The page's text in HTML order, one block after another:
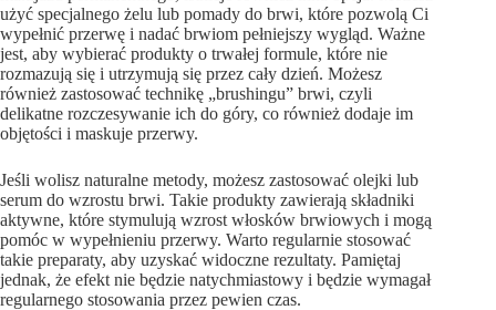
użyć specjalnego żelu lub pomady do brwi, które pozwolą Ci
wypełnić przerwę i nadać brwiom pełniejszy wygląd. Ważne
jest, aby wybierać produkty o trwałej formule, które nie
rozmazują się i utrzymują się przez cały dzień. Możesz
również zastosować technikę „brushingu” brwi, czyli
delikatne rozczesywanie ich do góry, co również dodaje im
objętości i maskuje przerwy.
Jeśli wolisz naturalne metody, możesz zastosować olejki lub
serum do wzrostu brwi. Takie produkty zawierają składniki
aktywne, które stymulują wzrost włosków brwiowych i mogą
pomóc w wypełnieniu przerwy. Warto regularnie stosować
takie preparaty, aby uzyskać widoczne rezultaty. Pamiętaj
jednak, że efekt nie będzie natychmiastowy i będzie wymagał
regularnego stosowania przez pewien czas.